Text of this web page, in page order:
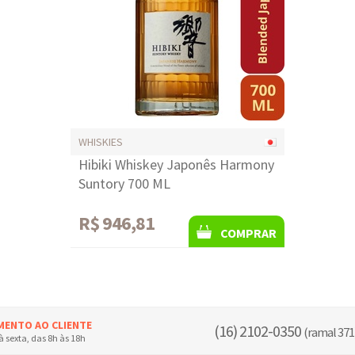
WHISKIES
Hibiki Whiskey Japonês Harmony
Suntory 700 ML
R$ 946,81 COMPRAR
AO CLIENTE
sexta, das 8h às 18h (16) 2102-0350(ramal